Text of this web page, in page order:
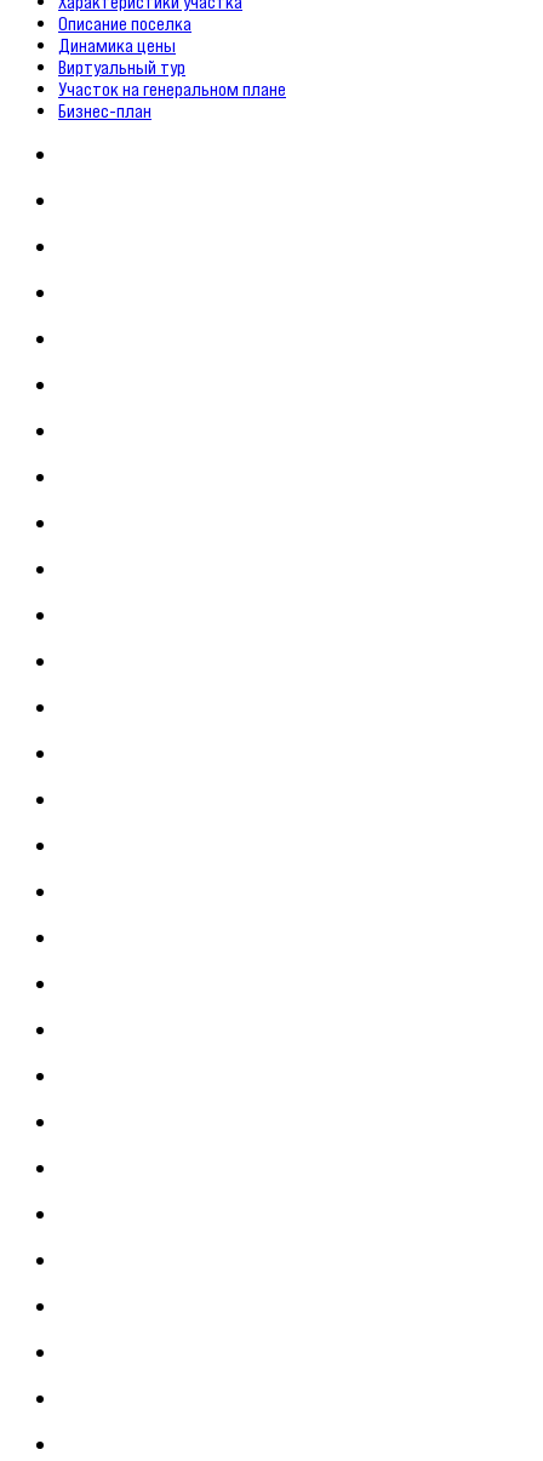
Описание поселка
Динамика цены
Виртуальный тур
Участок на генеральном плане
Бизнес-план